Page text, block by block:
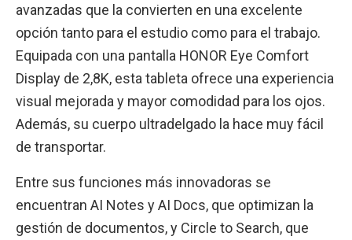
avanzadas que la convierten en una excelente
opción tanto para el estudio como para el trabajo.
Equipada con una pantalla HONOR Eye Comfort
Display de 2,8K, esta tableta ofrece una experiencia
visual mejorada y mayor comodidad para los ojos.
Además, su cuerpo ultradelgado la hace muy fácil
de transportar.
Entre sus funciones más innovadoras se
encuentran AI Notes y AI Docs, que optimizan la
gestión de documentos, y Circle to Search, que